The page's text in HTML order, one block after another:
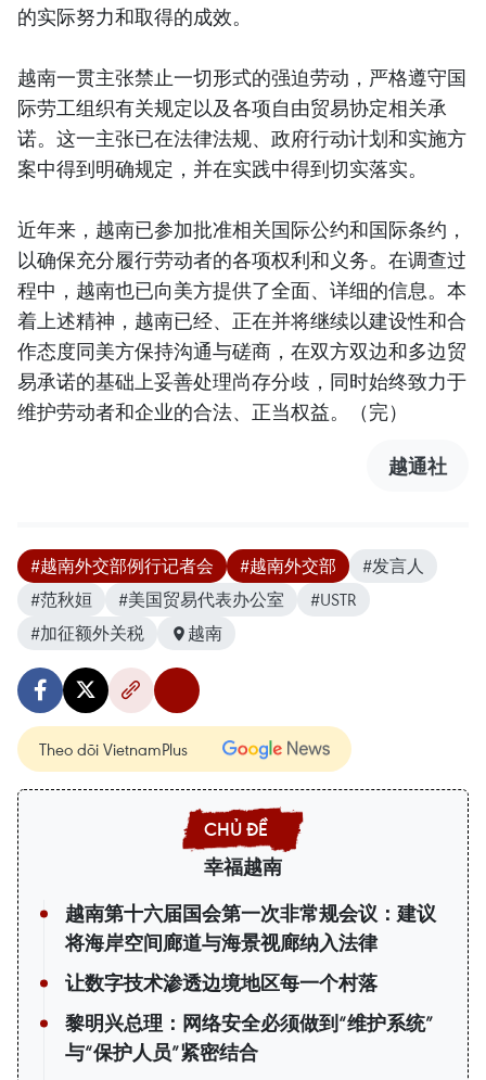
的实际努力和取得的成效。
越南一贯主张禁止一切形式的强迫劳动，严格遵守国
际劳工组织有关规定以及各项自由贸易协定相关承
诺。这一主张已在法律法规、政府行动计划和实施方
案中得到明确规定，并在实践中得到切实落实。
近年来，越南已参加批准相关国际公约和国际条约，
以确保充分履行劳动者的各项权利和义务。在调查过
程中，越南也已向美方提供了全面、详细的信息。本
着上述精神，越南已经、正在并将继续以建设性和合
作态度同美方保持沟通与磋商，在双方双边和多边贸
易承诺的基础上妥善处理尚存分歧，同时始终致力于
维护劳动者和企业的合法、正当权益。（完）
越通社
#越南外交部例行记者会 #越南外交部
#发言人
#范秋姮
#美国贸易代表办公室
#USTR
#加征额外关税
越南
Theo dõi VietnamPlus
幸福越南
越南第十六届国会第一次非常规会议：建议
将海岸空间廊道与海景视廊纳入法律
让数字技术渗透边境地区每一个村落
黎明兴总理：网络安全必须做到“维护系统”
与“保护人员”紧密结合